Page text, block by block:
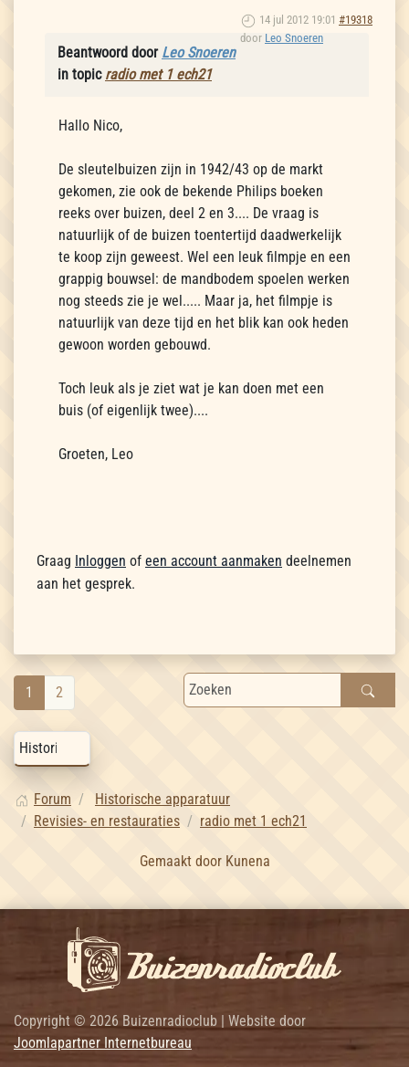
14 jul 2012 19:01 #19318
door Leo Snoeren
Beantwoord door Leo Snoeren
in topic radio met 1 ech21
Hallo Nico,
De sleutelbuizen zijn in 1942/43 op de markt
gekomen, zie ook de bekende Philips boeken
reeks over buizen, deel 2 en 3.... De vraag is
natuurlijk of de buizen toentertijd daadwerkelijk
te koop zijn geweest. Wel een leuk filmpje en een
grappig bouwsel: de mandbodem spoelen werken
nog steeds zie je wel..... Maar ja, het filmpje is
natuurlijk van deze tijd en het blik kan ook heden
gewoon worden gebouwd.
Toch leuk als je ziet wat je kan doen met een
buis (of eigenlijk twee)....
Groeten, Leo
Graag Inloggen of een account aanmaken deelnemen
aan het gesprek.
1 2
Forum
Historische apparatuur
Revisies- en restauraties
radio met 1 ech21
Gemaakt door Kunena
Copyright © 2026 Buizenradioclub | Website door
Joomlapartner Internetbureau